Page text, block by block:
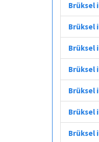
Brüksel
Brüksel
Brüksel
Brüksel
Brüksel
Brüksel
Brüksel